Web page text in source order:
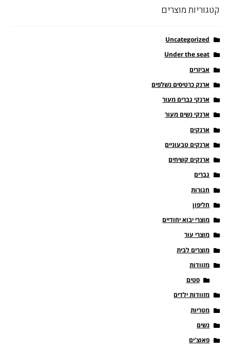
קטגוריות מוצרים
Uncategorized
Under the seat
אביזרים
ארנק כרטיסים נשלפים
ארנקי גברים מעור
ארנקי נשים מעור
ארנקים
ארנקים טבעוניים
ארנקים קשיחים
גברים
חגורות
חליפון
מוצרי יבוא יחודיים
מוצרי עור
מוצרים לבית
מזוודות
סטים
מזוודות ילדים
מטריות
נשים
פאוצ'ים